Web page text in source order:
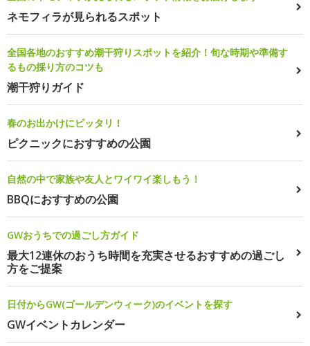
ネモフィラが見られるスポット
全国各地のおすすめ潮干狩りスポットを紹介！旬な時期や準備す
るもの採り方のコツも
潮干狩りガイド
春のお出かけにピッタリ！
ピクニックにおすすめの公園
自然の中で家族や友人とワイワイ楽しもう！
BBQにおすすめの公園
GWおうちでの過ごし方ガイド
最大12連休のおうち時間を充実させるおすすめの過ごし
方をご提案
日付からGW(ゴールデンウィーク)のイベントを探す
GWイベントカレンダー